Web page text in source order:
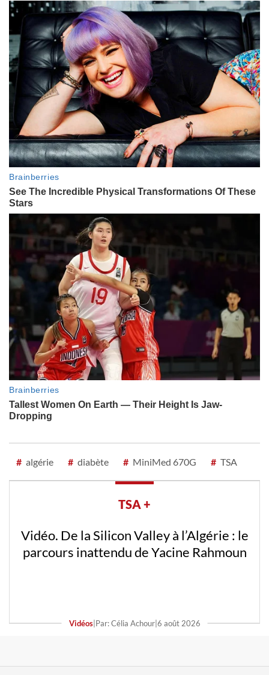
# algérie # diabète # MiniMed 670G # TSA
TSA +
Vidéo. Attaque contre un véhicule de la
gendarmerie à Mila : l’assaillant arrêté
Vidéos |Par: Rafik Tadjer| 2 août 2026